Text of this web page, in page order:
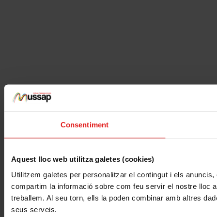
Consentiment
Aquest lloc web utilitza galetes (cookies)
Utilitzem galetes per personalitzar el contingut i els
compartim la informació sobre com feu servir el nostre lloc
treballem. Al seu torn, ells la poden combinar amb altres
seus serveis.